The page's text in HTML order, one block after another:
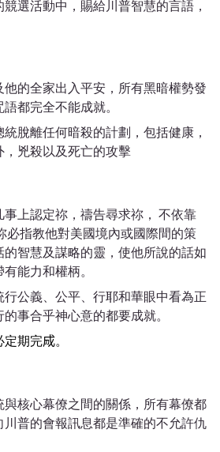
選活動中，賜給川普智慧的言語，
他的全家出入平安，所有黑暗權勢發
都完全不能成就。
脫離任何暗殺的計劃，包括健康，
兇殺以及死亡的攻擊
事上認定祢，禱告尋求祢， 不依靠
必指教他對美國境內或國際間的策
的智慧及謀略的靈，使他所說的話如
能力和權柄。
行公義、公平、行耶和華眼中看為正
事合乎神心意的都要成就。
期完𢦓。
核心幕僚之間的關係，
所有幕僚都
川普的會報訊息都是準確的不允許仇